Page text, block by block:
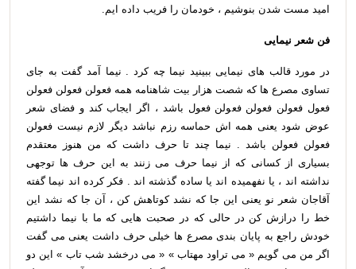
امید مست شدن بنوشیم ، خودمان را فریب داده ایم.
فن شعر نیمایی
در مورد قالب های نیمایی ببینید نیما چه کرد . نیما آمد گفت به جای
تساوی مصرع ها که شصت هزار بیت شاهنامه همه فعولن فعولن فعولن
فعول فعولن فعولن فعولن فعول باشد ، اگر ایجاب کند و فضای شعر
عوض شود یعنی همه اش حماسه رزم نباشد دیگر لازم نیست فعولن
فعولن فعولن باشد . نیما چند تا حرف داشت که من هنوز معتقدم
بسیاری از کسانی که از نیما حرف می زنند به این حرف ها توجهی
نداشته اند ، یا نفهمیده اند یا ساده گذشته اند . فکر کرده اند نیما گفته
آقاجان شعر نو یعنی این جا که نشد کوتاهش کن ، آن جا که نشد این
خط را درازش کن در حالی که در صحبت هایی که ما با نیما داشتیم
خودش راجع به پایان بندی مصرع ها خیلی حرف داشت یعنی می گفت
اگر من می گویم « می تراود مهتاب » « می درخشد شب تاب » این دو